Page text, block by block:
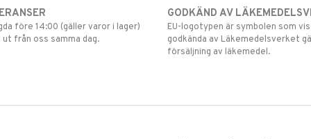
före 14:00 (gäller varor i lager)
från oss samma dag.
GODKÄND AV
EU-logotypen är symbolen som
godkända av Läkemedelsverket
försäljning av läkemedel.